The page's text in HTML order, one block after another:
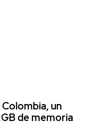
Colombia, un
de memoria